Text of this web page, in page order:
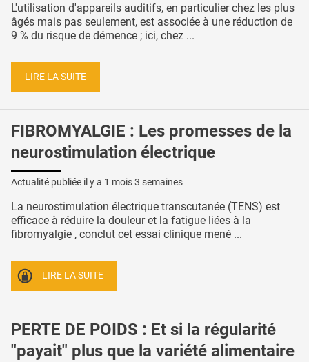
L'utilisation d'appareils auditifs, en particulier chez les plus
âgés mais pas seulement, est associée à une réduction de
9 % du risque de démence ; ici, chez ...
LIRE LA SUITE
FIBROMYALGIE : Les promesses de la
neurostimulation électrique
Actualité publiée il y a 1 mois 3 semaines
La neurostimulation électrique transcutanée (TENS) est
efficace à réduire la douleur et la fatigue liées à la
fibromyalgie , conclut cet essai clinique mené ...
LIRE LA SUITE
PERTE DE POIDS : Et si la régularité
"payait" plus que la variété alimentaire